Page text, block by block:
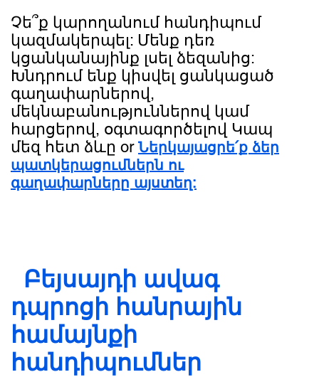
Չե՞ք կարողանում հանդիպում
կազմակերպել: Մենք դեռ
կցանկանայինք լսել ձեզանից:
Խնդրում ենք կիսվել ցանկացած
գաղափարներով,
մեկնաբանություններով կամ
հարցերով, օգտագործելով Կապ
մեզ հետ ձևը orՆերկայացրե՛ք ձեր
պատկերացումներն ու
գաղափարները այստեղ:
Բեյսայդի ավագ
դպրոցի հանրային
համայնքի
հանդիպումներ